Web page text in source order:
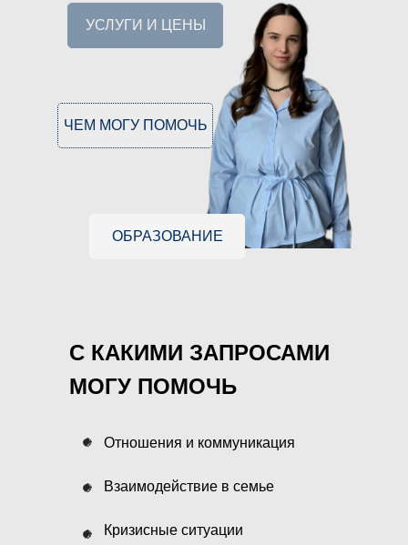
УСЛУГИ И ЦЕНЫ
ОБРАЗОВАНИЕ
ЧЕМ МОГУ ПОМОЧЬ
Отношения и коммуникация
Взаимодействие в семье
Кризисные ситуации
С КАКИМИ ЗАПРОСАМИ
МОГУ ПОМОЧЬ